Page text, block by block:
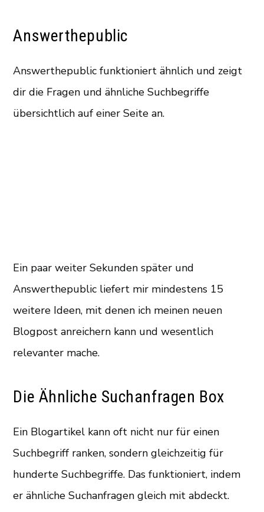
Answerthepublic
Answerthepublic funktioniert ähnlich und zeigt
dir die Fragen und ähnliche Suchbegriffe
übersichtlich auf einer Seite an.
Ein paar weiter Sekunden später und
Answerthepublic liefert mir mindestens 15
weitere Ideen, mit denen ich meinen neuen
Blogpost anreichern kann und wesentlich
relevanter mache.
Die Ähnliche Suchanfragen Box
Ein Blogartikel kann oft nicht nur für einen
Suchbegriff ranken, sondern gleichzeitig für
hunderte Suchbegriffe. Das funktioniert, indem
er ähnliche Suchanfragen gleich mit abdeckt.